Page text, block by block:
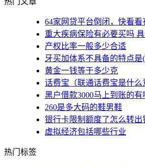
64家网贷平台倒闭，快看看
重大疾病保险有必要买吗
产权比率一般多少合适
牙买加体系不具备的特点是
黄金一钱等于多少克
话费宝（联通话费宝是什么
黑户借款3000马上到账的
260是多大码的鞋男鞋
银行卡限制额度了怎么转出
虚拟经济包括哪些行业
热门标签